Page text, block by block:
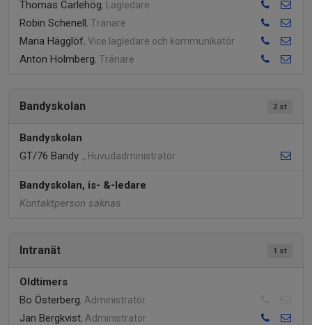
Thomas Carlehög, Lagledare
Robin Schenell, Tränare
Maria Hägglöf, Vice lagledare och kommunikatör
Anton Holmberg, Tränare
2 st
Bandyskolan
Bandyskolan
GT/76 Bandy ., Huvudadministratör
Bandyskolan, is- &-ledare
Kontaktperson saknas
1 st
Intranät
Oldtimers
Bo Österberg, Administratör
Jan Bergkvist, Administratör